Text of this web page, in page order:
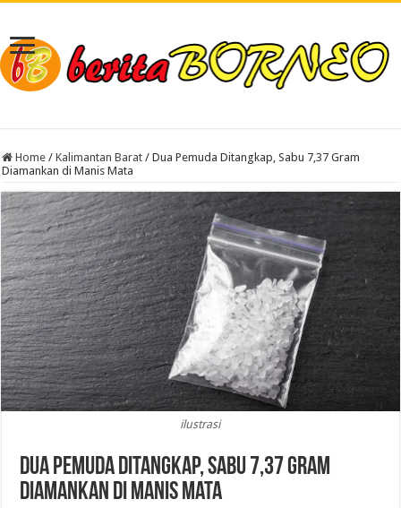
Home / Kalimantan Barat / Dua Pemuda Ditangkap, Sabu 7,37 Gram
Diamankan di Manis Mata
ilustrasi
Dua Pemuda Ditangkap, Sabu 7,37 Gram
Diamankan di Manis Mata